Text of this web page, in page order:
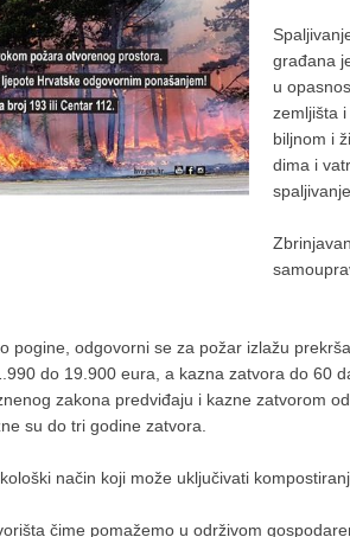
građana
u
zemljišta
biljnom i
dima i
pogine, odgovorni se za požar izlažu
do 19.900 eura, a kazna zatvora do 60
zakona predviđaju i kazne zatvorom
su do tri godine zatvora.
način koji može uključivati
čime pomažemo u održivom